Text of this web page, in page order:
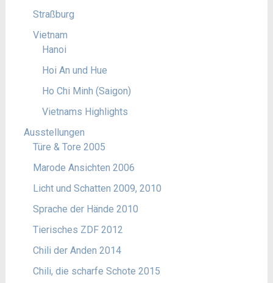
Straßburg
Vietnam
Hanoi
Hoi An und Hue
Ho Chi Minh (Saigon)
Vietnams Highlights
Ausstellungen
Türe & Tore 2005
Marode Ansichten 2006
Licht und Schatten 2009, 2010
Sprache der Hände 2010
Tierisches ZDF 2012
Chili der Anden 2014
Chili, die scharfe Schote 2015